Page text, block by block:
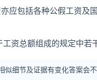
应包括各种公假工资及
工资总额组成的规定中
似细节及证据有变化答案会